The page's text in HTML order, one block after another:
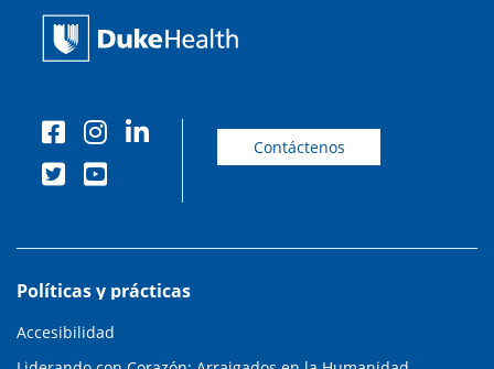
Contáctenos
Políticas y prácticas
Accesibilidad